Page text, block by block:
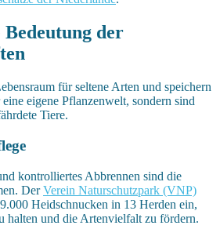
Bedeutung der
für seltene Arten und speichern
eigene Pflanzenwelt, sondern sind
Tiere.
kontrolliertes Abbrennen sind die
DerVerein Naturschutzpark (VNP)
Heidschnucken in 13 Herden ein,
halten und die Artenvielfalt zu fördern.